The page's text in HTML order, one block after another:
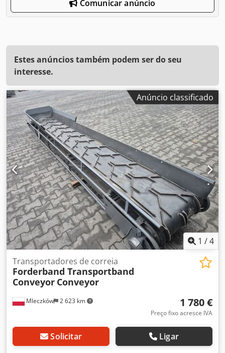
Comunicar anúncio
Estes anúncios também podem ser do seu
interesse.
Anúncio classificado
1 /4
Mleczków 2 623 km
Transportadores de correia
Forderband Transportband
Conveyor Conveyor
1 780 €
Preço fixo acresce IVA
Solicitar Ligar